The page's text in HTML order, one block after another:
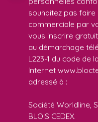
souhaitez pas
commerciale par
vous inscrire
au démarchage
L223-1 du code de
Internet
adressé à :
Société Worldline,
BLOIS CEDEX.